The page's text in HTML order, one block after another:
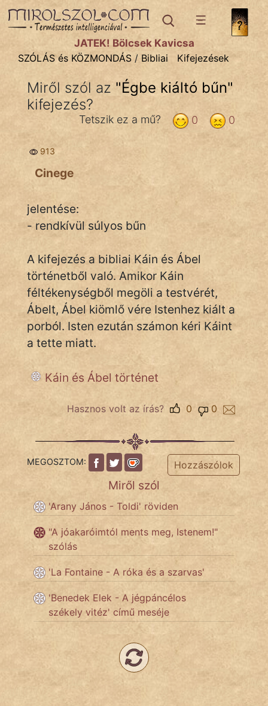
SZÓLÁS ÉS KÖZMONDÁStémák:
Bibliai
Közmondások
Szállóigék
Szóláscsoportok
Szólások
Tréfás
IRODALOM
SZÓLÁS
MAGYARSÁG
TÖRTÉNELEM
Népszerű szerzőink:
cinege
Jób Gedeon
JÁTÉK! Bölcsek Kavicsa
SZÓLÁS és KÖZMONDÁS / Bibliai Kifejezések
Miről szól az "Égbe kiáltó bűn"
kifejezés?
0
0
Tetszik ez a mű?
913
Cinege
jelentése:
- rendkívül súlyos bűn
A kifejezés a bibliai Káin és Ábel
történetből való. Amikor Káin
féltékenységből megöli a testvérét,
Ábelt, Ábel kiömlő vére Istenhez kiált a
porból. Isten ezután számon kéri Káint
a tette miatt.
Káin és Ábel történet
Hasznos volt az írás? 0
0
MEGOSZTOM: Hozzászólok
Miről szól
'Arany János - Toldi' röviden
"A jóakaróimtól ments meg, Istenem!"
szólás
'La Fontaine - A róka és a szarvas'
'Benedek Elek - A jégpáncélos
székely vitéz' című meséje